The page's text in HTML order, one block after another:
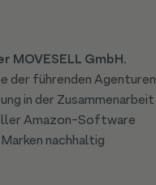
GmbH.
der führenden Agenturen
in der Zusammenarbeit
Amazon-Software
nachhaltig